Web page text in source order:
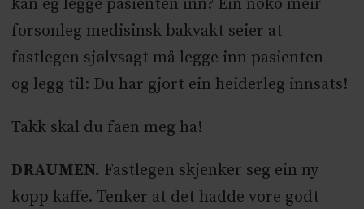
kan eg legge pasienten inn? Ein noko meir
forsonleg medisinsk bakvakt seier at
fastlegen sjølvsagt må legge inn pasienten –
og legg til: Du har gjort ein heiderleg innsats!
Takk skal du faen meg ha!
DRAUMEN. Fastlegen skjenker seg ein ny
kopp kaffe. Tenker at det hadde vore godt